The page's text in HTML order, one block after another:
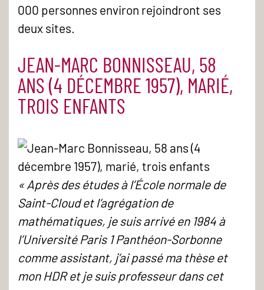
000 personnes environ rejoindront ses
deux sites.
JEAN-MARC BONNISSEAU, 58
ANS (4 DÉCEMBRE 1957), MARIÉ,
TROIS ENFANTS
« Après des études à l’École normale de
Saint-Cloud et l’agrégation de
mathématiques, je suis arrivé en 1984 à
l’Université Paris 1 Panthéon-Sorbonne
comme assistant, j’ai passé ma thèse et
mon HDR et je suis professeur dans cet